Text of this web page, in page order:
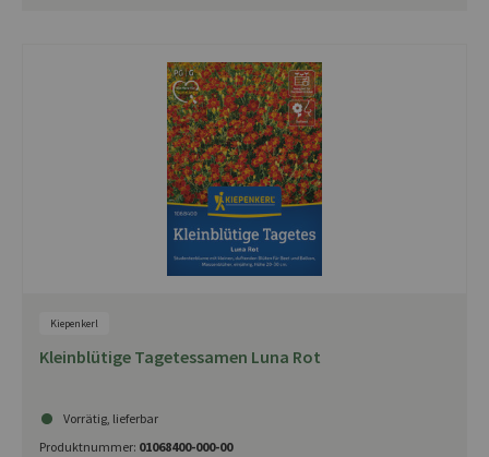
Kiepenkerl
Kleinblütige Tagetessamen Luna Rot
Vorrätig, lieferbar
Produktnummer: 01068400-000-00